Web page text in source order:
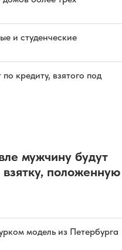
и студенческие
кредиту, взятого под
мужчину будут
взятку, положенную
модель из Петербурга